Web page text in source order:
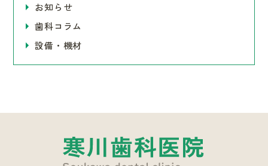
お知らせ
歯科コラム
設備・機材